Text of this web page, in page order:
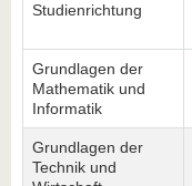
Studienrichtung
Grundlagen der
Mathematik und
Informatik
Grundlagen der
Technik und